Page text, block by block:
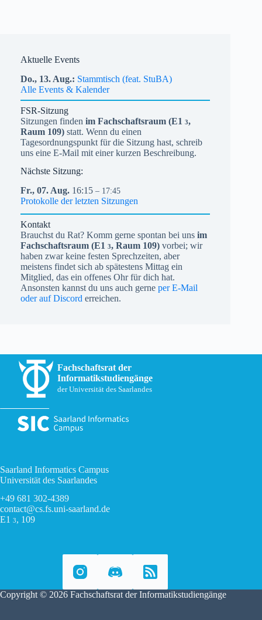
Aktuelle Events
Do., 13. Aug. Stammtisch (feat. StuBA)
Alle Events & Kalender
FSR-Sitzung
Sitzungen finden im Fachschaftsraum (E1 3,
Raum 109) statt. Wenn du einen
Tagesordnungspunkt für die Sitzung hast, schreib
uns eine E-Mail mit einer kurzen Beschreibung.
Nächste Sitzung:
Fr., 07. Aug. 16:15 – 17:45
Protokolle der letzten Sitzungen
Kontakt
Brauchst du Rat? Komm gerne spontan bei uns im
Fachschaftsraum (E1 3, Raum 109) vorbei; wir
haben zwar keine festen Sprechzeiten, aber
meistens findet sich ab spätestens Mittag ein
Mitglied, das ein offenes Ohr für dich hat.
Ansonsten kannst du uns auch gerne per E-Mail
oder auf Discord erreichen.
Fachschaftsrat der
Informatikstudiengänge
der Universität des Saarlandes
Saarland Informatics Campus
Universität des Saarlandes
+49 681 302-4389
contact@cs.fs.uni-saarland.de
E1 3, 109
Copyright © 2026 Fachschaftsrat der Informatikstudiengänge